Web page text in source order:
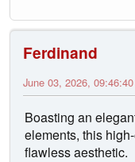
Ferdinand
June 03, 2026, 09:46:40
Boasting an
elements, this
flawless aesthetic.